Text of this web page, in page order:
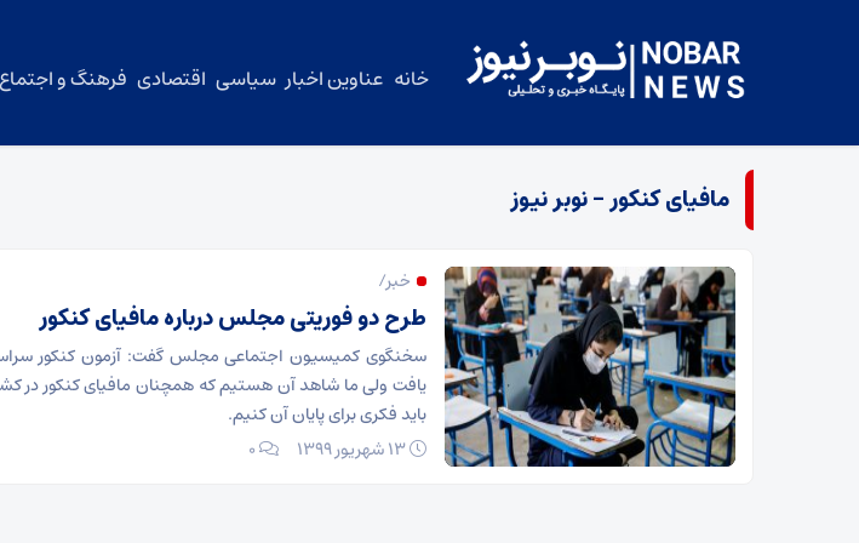
خانه عناوین اخبار سیاسی اقتصادی فرهنگ و اجتماع
مافیای کنکور – نوبر نیوز
خبر/
طرح دو فوریتی مجلس درباره مافیای کنکور
سخنگوی کمیسیون اجتماعی مجلس گفت: آزمون کنکور
یافت ولی ما شاهد آن هستیم که همچنان مافیای کنکور در
باید فکری برای پایان آن کنیم.
۰